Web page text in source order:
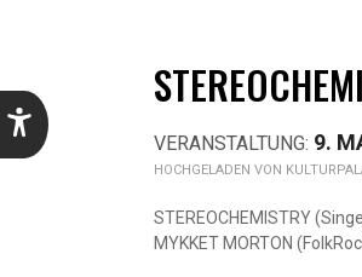
9.
STEREOCHEMISTRY
MYKKET MORTON